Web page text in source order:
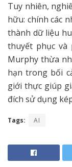
Tuy nhiên,
hữu: chính các
thành dữ liệu
thuyết phục và
Murphy thừa
hạn trong bối
giới thực giúp
đích sử dụng
Tags: AI